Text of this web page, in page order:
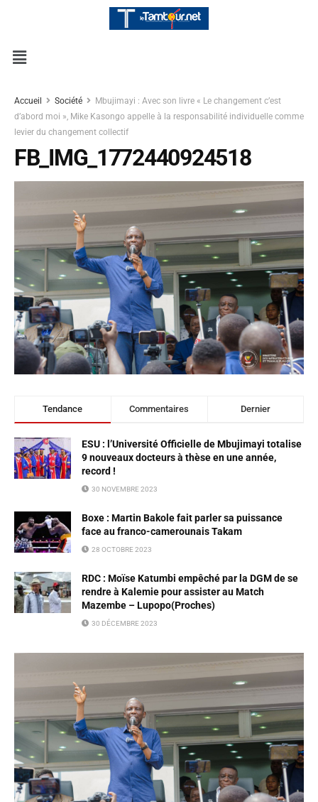
Accueil Société
Mbujimayi : Avec son livre « Le changement c’est
d’abord moi », Mike Kasongo appelle à la responsabilité individuelle comme
levier du changement collectif
FB_IMG_1772440924518
Tendance Commentaires Dernier
ESU : l’Université Officielle de Mbujimayi totalise
9 nouveaux docteurs à thèse en une année,
record !
30 NOVEMBRE 2023
Boxe : Martin Bakole fait parler sa puissance
face au franco-camerounais Takam
28 OCTOBRE 2023
RDC : Moïse Katumbi empêché par la DGM de se
rendre à Kalemie pour assister au Match
Mazembe – Lupopo(Proches)
30 DÉCEMBRE 2023